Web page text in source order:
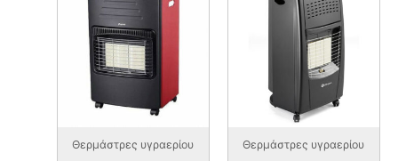
Θερμάστρες υγραερίου Θερμάστρες υγραερίου